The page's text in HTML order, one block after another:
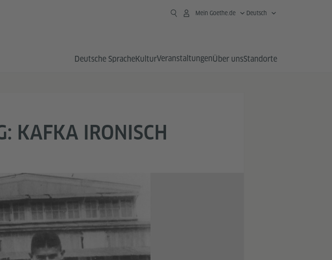
Mein Goethe.de Deutsch
Deutsche SpracheKulturVeranstaltungenÜber unsStandorte
KAFKA IRONISCH